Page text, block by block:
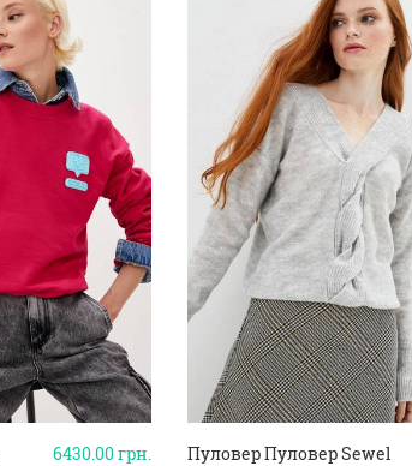
6430.00грн. Пуловер Пуловер Sewel